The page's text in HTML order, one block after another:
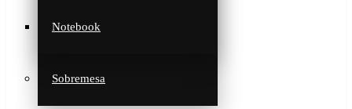
Notebook
Sobremesa